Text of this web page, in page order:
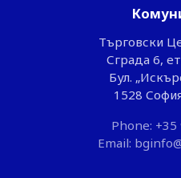
Търговски
Сграда 6,
Бул.
1528
Phone:
Email: